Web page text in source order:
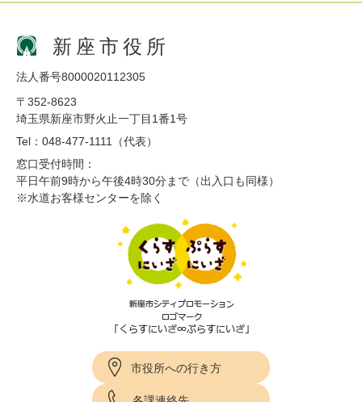
新座市役所
法人番号8000020112305
〒352-8623
埼玉県新座市野火止一丁目1番1号
Tel：048-477-1111（代表）
窓口受付時間：
平日午前9時から午後4時30分まで（出入口も同様）
※水道お客様センターを除く
市役所への行き方